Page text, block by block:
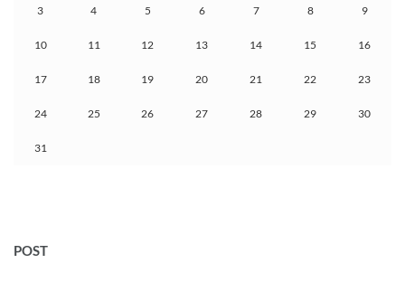
3 4 5 6 7 8 9
10 11 12 13 14 15 16
17 18 19 20 21 22 23
24 25 26 27 28 29 30
31
POST